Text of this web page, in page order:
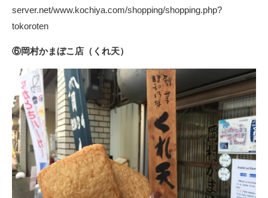
server.net/www.kochiya.com/shopping/shopping.php?
tokoroten
⑥岡村かまぼこ店（くれ天）